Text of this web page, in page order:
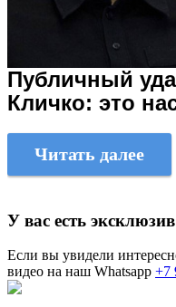
Публичный
Кличко: это
Читать далее
У вас есть
Если вы увидели
видео на наш Whatsapp +7